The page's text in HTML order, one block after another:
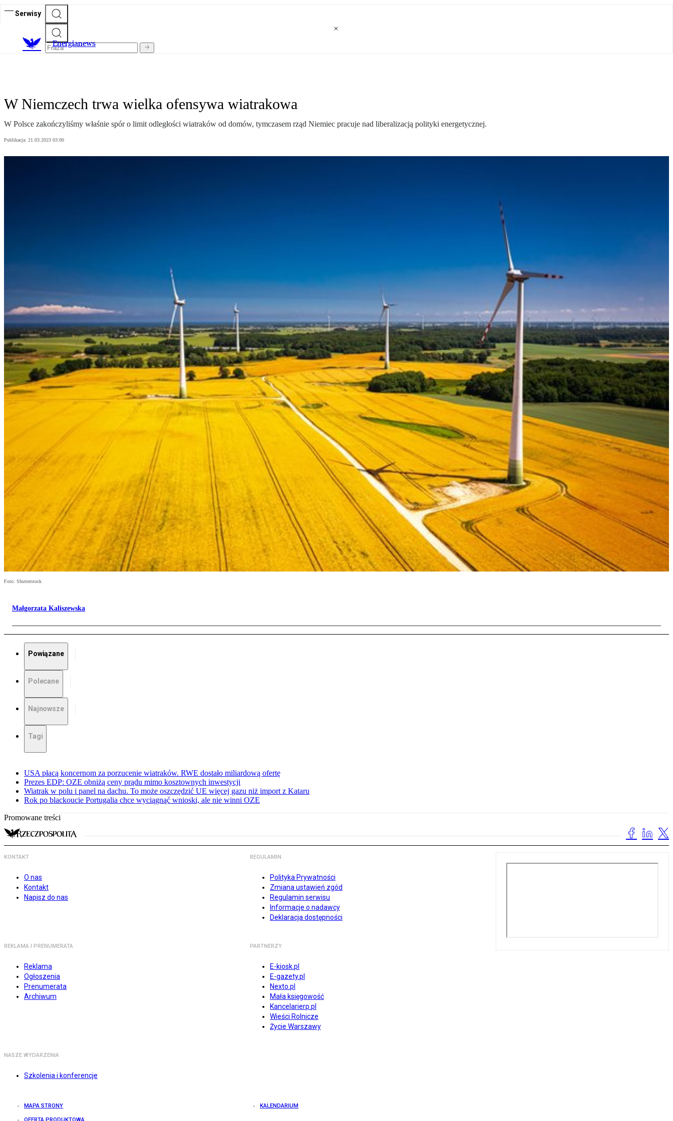
Serwisy
Energianews
W Niemczech trwa wielka ofensywa wiatrakowa
W Polsce zakończyliśmy właśnie spór o limit odległości wiatraków od domów, tymczasem rząd Niemiec pracuje nad liberalizacją polityki energetycznej.
Publikacja: 21.03.2023 03:00
Foto: Shutterstock
Małgorzata Kaliszewska
Powiązane
Polecane
Najnowsze
Tagi
USA płacą koncernom za porzucenie wiatraków. RWE dostało miliardową ofertę
Prezes EDP: OZE obniżą ceny prądu mimo kosztownych inwestycji
Wiatrak w polu i panel na dachu. To może oszczędzić UE więcej gazu niż import z Kataru
Rok po blackoucie Portugalia chce wyciągnąć wnioski, ale nie winni OZE
Promowane treści
KONTAKT
O nas
Kontakt
Napisz do nas
REGULAMIN
Polityka Prywatności
Zmiana ustawień zgód
Regulamin serwisu
Informacje o nadawcy
Deklaracja dostępności
REKLAMA I PRENUMERATA
Reklama
Ogłoszenia
Prenumerata
Archiwum
PARTNERZY
E-kiosk.pl
E-gazety.pl
Nexto.pl
Mała księgowość
Kancelarierp.pl
Wieści Rolnicze
Życie Warszawy
NASZE WYDARZENIA
Szkolenia i konferencje
MAPA STRONY KALENDARIUM